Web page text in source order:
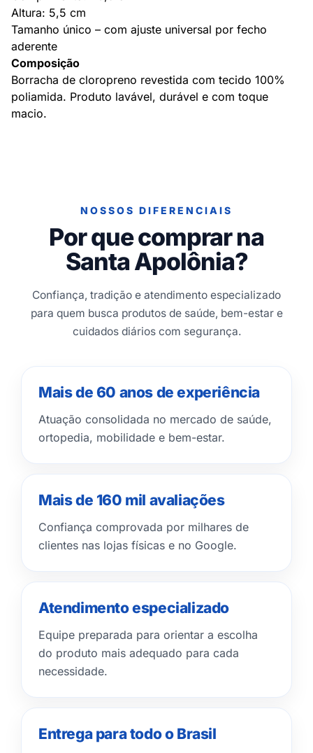
Altura: 5,5 cm
Tamanho único – com ajuste universal por fecho
aderente
Composição
Borracha de cloropreno revestida com tecido 100%
poliamida. Produto lavável, durável e com toque
macio.
NOSSOS DIFERENCIAIS
Por que comprar na
Santa Apolônia?
Confiança, tradição e atendimento especializado
para quem busca produtos de saúde, bem-estar e
cuidados diários com segurança.
Mais de 60 anos de experiência
Atuação consolidada no mercado de saúde,
ortopedia, mobilidade e bem-estar.
Mais de 160 mil avaliações
Confiança comprovada por milhares de
clientes nas lojas físicas e no Google.
Atendimento especializado
Equipe preparada para orientar a escolha
do produto mais adequado para cada
necessidade.
Entrega para todo o Brasil